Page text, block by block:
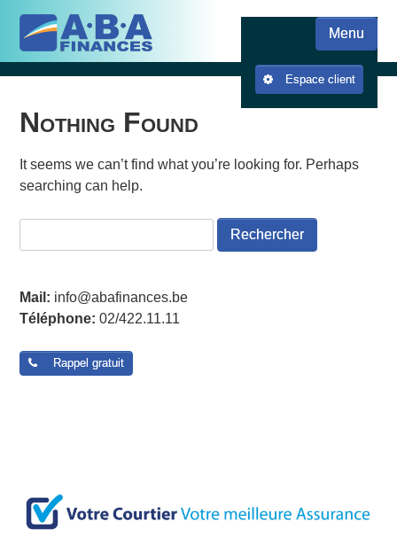
main
content
Skip to contentMenu
Espace client
Nothing Found
It seems we can’t find what you’re looking for. Perhaps
searching can help.
Mail: info@abafinances.be
Téléphone: 02/422.11.11
Rappel gratuit